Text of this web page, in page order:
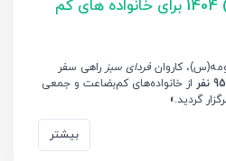
گزارش اردوی دیدار (قم) 1404 برای خانواده های کم
کاروان فردای سبز راهی سفر
95 نفر
از خانواده‌های کم‌بضاعت و جمعی
گردید.»
بیشتر